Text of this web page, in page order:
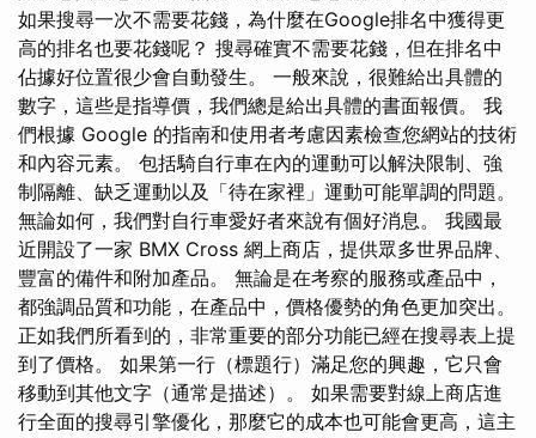
如果搜尋一次不需要花錢，為什麼在Google排名中獲得更
高的排名也要花錢呢？ 搜尋確實不需要花錢，但在排名中
佔據好位置很少會自動發生。 一般來說，很難給出具體的
數字，這些是指導價，我們總是給出具體的書面報價。 我
們根據 Google 的指南和使用者考慮因素檢查您網站的技術
和內容元素。 包括騎自行車在內的運動可以解決限制、強
制隔離、缺乏運動以及「待在家裡」運動可能單調的問題。
無論如何，我們對自行車愛好者來說有個好消息。 我國最
近開設了一家 BMX Cross 網上商店，提供眾多世界品牌、
豐富的備件和附加產品。 無論是在考察的服務或產品中，
都強調品質和功能，在產品中，價格優勢的角色更加突出。
正如我們所看到的，非常重要的部分功能已經在搜尋表上提
到了價格。 如果第一行（標題行）滿足您的興趣，它只會
移動到其他文字（通常是描述）。 如果需要對線上商店進
行全面的搜尋引擎優化，那麼它的成本也可能會更高，這主